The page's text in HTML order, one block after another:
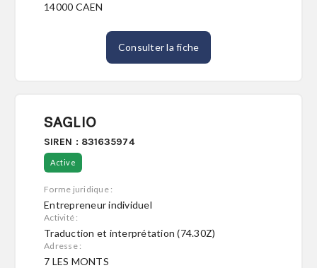
14000 CAEN
Consulter la fiche
SAGLIO
SIREN : 831635974
Active
Forme juridique :
Entrepreneur individuel
Activité :
Traduction et interprétation (74.30Z)
Adresse :
7 LES MONTS